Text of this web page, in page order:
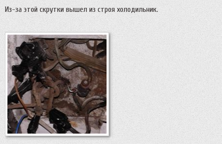
Из-за этой скрутки вышел из строя холодильник.